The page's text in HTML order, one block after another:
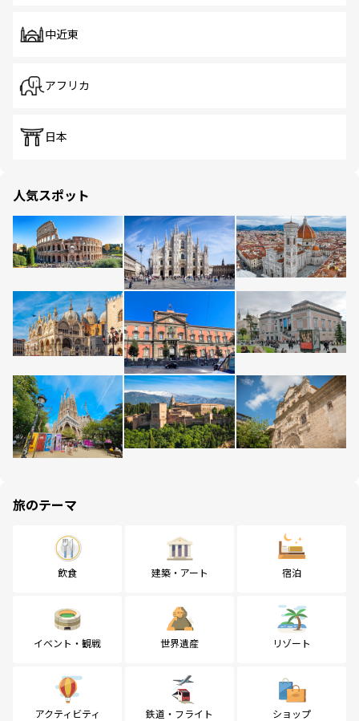
中近東
アフリカ
日本
人気スポット
旅のテーマ
飲食 建築・アート 宿泊
イベント・観戦 世界遺産 リゾート
アクティビティ 鉄道・フライト ショップ